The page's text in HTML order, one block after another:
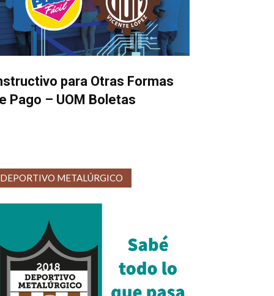
para Otras Formas
Pago – UOM Boletas
DEPORTIVO METALÚRGICO